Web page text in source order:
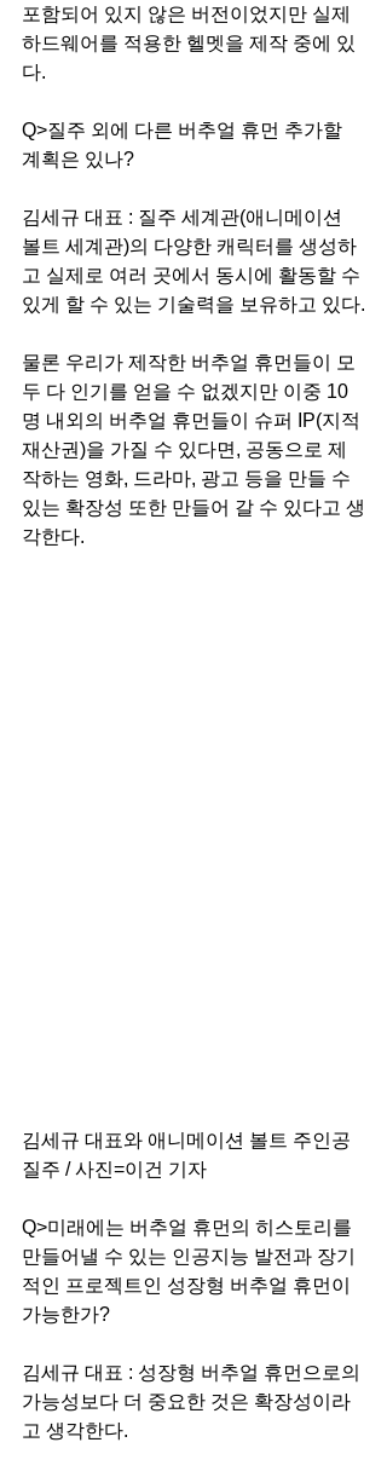
포함되어 있지 않은 버전이었지만 실제
하드웨어를 적용한 헬멧을 제작 중에 있
다.
Q>질주 외에 다른 버추얼 휴먼 추가할
계획은 있나?
김세규 대표 : 질주 세계관(애니메이션
볼트 세계관)의 다양한 캐릭터를 생성하
고 실제로 여러 곳에서 동시에 활동할 수
있게 할 수 있는 기술력을 보유하고 있다.
물론 우리가 제작한 버추얼 휴먼들이 모
두 다 인기를 얻을 수 없겠지만 이중 10
명 내외의 버추얼 휴먼들이 슈퍼 IP(지적
재산권)을 가질 수 있다면, 공동으로 제
작하는 영화, 드라마, 광고 등을 만들 수
있는 확장성 또한 만들어 갈 수 있다고 생
각한다.
김세규 대표와 애니메이션 볼트 주인공
질주 / 사진=이건 기자
Q>미래에는 버추얼 휴먼의 히스토리를
만들어낼 수 있는 인공지능 발전과 장기
적인 프로젝트인 성장형 버추얼 휴먼이
가능한가?
김세규 대표 : 성장형 버추얼 휴먼으로의
가능성보다 더 중요한 것은 확장성이라
고 생각한다.